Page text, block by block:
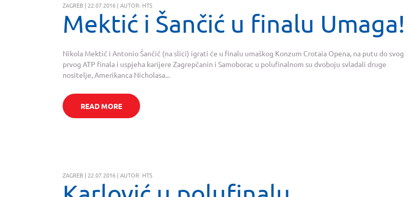
ZAGREB | 22.07.2016 | AUTOR: HTS
Mektić i Šančić u finalu Umaga!
Nikola Mektić i Antonio Šančić (na slici) igrati će u finalu umaškog Konzum Crotaia Opena, na putu do svog
prvog ATP finala i uspjeha karijere Zagrepčanin i Samoborac u polufinalnom su dvoboju svladali druge
nositelje, Amerikanca Nicholasa...
READ MORE
ZAGREB | 22.07.2016 | AUTOR: HTS